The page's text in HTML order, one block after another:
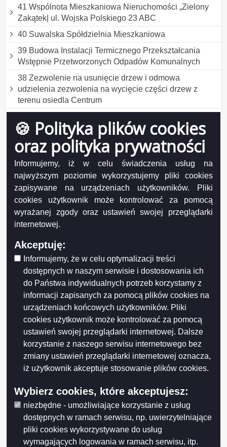
🍪 Polityka plików cookies
oraz polityka prywatności
Informujemy, iż w celu świadczenia usług na
najwyższym poziomie wykorzystujemy pliki cookies
zapisywane na urządzeniach użytkowników. Pliki
cookies użytkownik może kontrolować za pomocą
wyrażanej zgody oraz ustawień swojej przeglądarki
internetowej.
Akceptuję:
Informujemy, że w celu optymalizacji treści
dostępnych w naszym serwisie i dostosowania ich
do Państwa indywidualnych potrzeb korzystamy z
informacji zapisanych za pomocą plików cookies na
urządzeniach końcowych użytkowników. Pliki
cookies użytkownik może kontrolować za pomocą
ustawień swojej przeglądarki internetowej. Dalsze
korzystanie z naszego serwisu internetowego bez
zmiany ustawień przeglądarki internetowej oznacza,
iż użytkownik akceptuje stosowanie plików cookies.
Wybierz cookies, które akceptujesz:
niezbędne - umożliwiające korzystanie z usług
dostępnych w ramach serwisu, np. uwierzytelniające
pliki cookies wykorzystywane do usług
wymagających logowania w ramach serwisu, itp.
41 Wspólnota Mieszkaniowa Nieruchomości „Zielony
Zakątek| ul. Wojska Polskiego 23 ABC
40 Suwalska Spółdzielnia Mieszkaniowa
39 Budowa Instalacji Termicznego Przekształcania
Wstępnie Przetworzonych Odpadów Komunalnych
38 Zezwolenie na usunięcie drzew i odmowa
udzielenia zezwolenia na wycięcie części drzew z
terenu osiedla Centrum
36 TURKUS Sp. z o.o. Sp. K.
35 Vantage Sp. z o.o. Sp. komand.
34 PPHU Laktopol Sp. z o.o. Zakład w Suwałkach
33 Zezwolenie na usunięcie drzewa z terenu ogrodu
działkowego nr 159 ROD im. Konopnickiej
32 Zezwolenie na usunięcie drzewa z terenu ogrodu
działkowego nr 118 ROD „BORÓWKA”
Przytorowa 26
30 BS Marka Sp. z o.o. Sp. Komandytowa ul. Przejazd
3/5, 05-200 Wołomin
29 BS FOOD GROUP spółka z ograniczoną
odpowiedzialnością, 02-796 Warszawa, ul. Kazimierza
Jeżewskiego 5f/34
28 „ANWIM” S.A. z siedzibą w Warszawie, ul.
Stańczyka 3
27 Areszt Śledczy w Suwałkach
26 Zezwolenie na wycięcie 14 drzew z terenu działki
25 Suwalskie Kopalnie Surowców Mineralnych Spółka
24 Zezwolenie na wycięcie drzew z terenu przy ul.
Noniewicza 40A